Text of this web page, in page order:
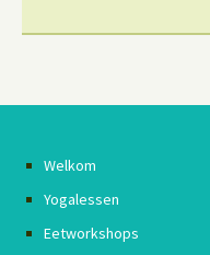
Welkom
Yogalessen
Eetworkshops